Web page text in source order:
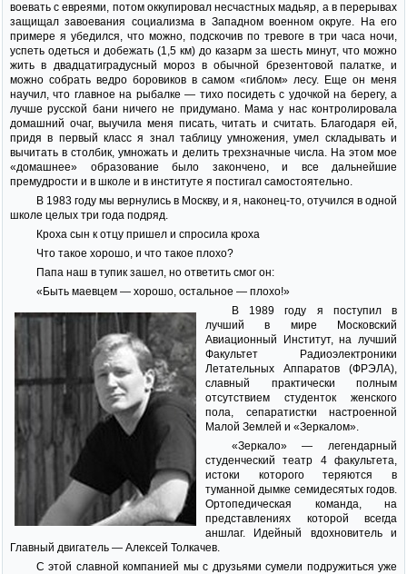
воевать с евреями, потом оккупировал несчастных мадьяр, а в перерывах
защищал завоевания социализма в Западном военном округе. На его
примере я убедился, что можно, подскочив по тревоге в три часа ночи,
успеть одеться и добежать (1,5 км) до казарм за шесть минут, что можно
жить в двадцатиградусный мороз в обычной брезентовой палатке, и
можно собрать ведро боровиков в самом «гиблом» лесу. Еще он меня
научил, что главное на рыбалке — тихо посидеть с удочкой на берегу, а
лучше русской бани ничего не придумано. Мама у нас контролировала
домашний очаг, выучила меня писать, читать и считать. Благодаря ей,
придя в первый класс я знал таблицу умножения, умел складывать и
вычитать в столбик, умножать и делить трехзначные числа. На этом мое
«домашнее» образование было закончено, и все дальнейшие
премудрости и в школе и в институте я постигал самостоятельно.
В 1983 году мы вернулись в Москву, и я, наконец-то, отучился в одной
школе целых три года подряд.
Кроха сын к отцу пришел и спросила кроха
Что такое хорошо, и что такое плохо?
Папа наш в тупик зашел, но ответить смог он:
«Быть маевцем — хорошо, остальное — плохо!»
В 1989 году я поступил в
лучший в мире Московский
Авиационный Институт, на лучший
Факультет Радиоэлектроники
Летательных Аппаратов (ФРЭЛА),
славный практически полным
отсутствием студенток женского
пола, сепаратистки настроенной
Малой Землей и «Зеркалом».
«Зеркало» — легендарный
студенческий театр 4 факультета,
истоки которого теряются в
туманной дымке семидесятых годов.
Ортопедическая команда, на
представлениях которой всегда
аншлаг. Идейный вдохновитель и
Главный двигатель — Алексей Толкачев.
С этой славной компанией мы с друзьями сумели подружиться уже